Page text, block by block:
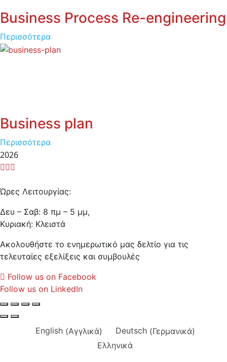
Business Process Re-engineering
Περισσότερα
Business plan
Περισσότερα
2026
Ώρες Λειτουργίας:
Δευ – Σαβ: 8 πμ – 5 μμ,
Κυριακή: Κλειστά
Ακολουθήστε το ενημερωτικό μας δελτίο για τις
τελευταίες εξελίξεις και συμβουλές
Follow us on Facebook
Follow us on LinkedIn
English(Αγγλικά) Deutsch(Γερμανικά)
Ελληνικά